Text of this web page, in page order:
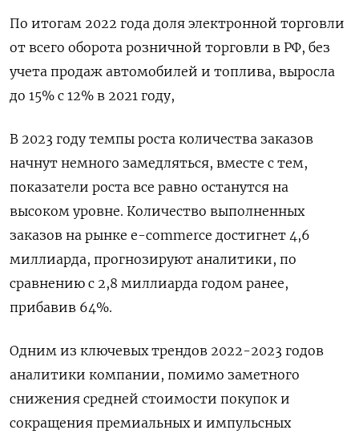
По итогам 2022 года доля электронной торговли
от всего оборота розничной торговли в РФ, без
учета продаж автомобилей и топлива, выросла
до 15% с 12% в 2021 году,
В 2023 году темпы роста количества заказов
начнут немного замедляться, вместе с тем,
показатели роста все равно останутся на
высоком уровне. Количество выполненных
заказов на рынке e-commerce достигнет 4,6
миллиарда, прогнозируют аналитики, по
сравнению с 2,8 миллиарда годом ранее,
прибавив 64%.
Одним из ключевых трендов 2022-2023 годов
аналитики компании, помимо заметного
снижения средней стоимости покупок и
сокращения премиальных и импульсных